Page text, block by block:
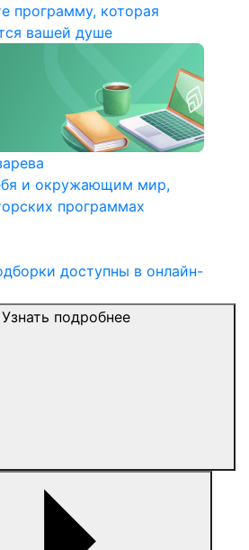
программу, которая
вашей душе
и окружающим мир,
программах
доступны в онлайн-
Узнать подробнее